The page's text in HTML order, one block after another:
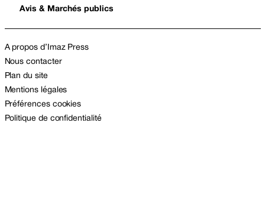
Avis & Marchés publics
A propos d’Imaz Press
Nous contacter
Plan du site
Mentions légales
Préférences cookies
Politique de confidentialité